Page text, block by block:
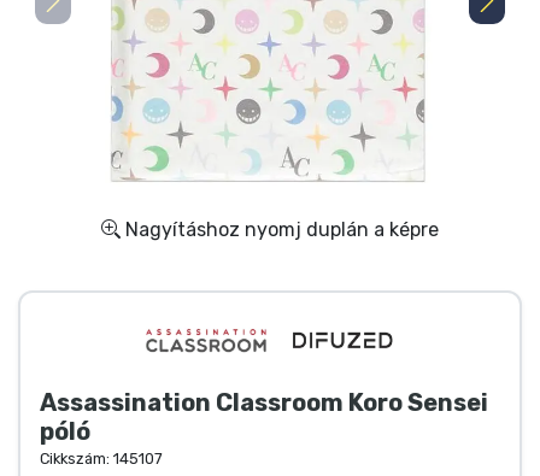
Nagyításhoz nyomj duplán a képre
Assassination Classroom Koro Sensei
póló
Cikkszám: 145107
Ajándékkártya
Szállítás és fizetés
Sorozatos cuccok
Animés cuccok
Gamer cuccok